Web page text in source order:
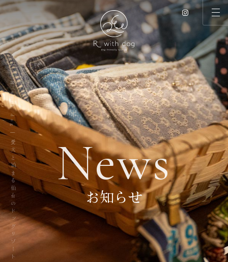
R with dog | 愛犬と泊まる仙台のドッグリゾート News
お知らせ